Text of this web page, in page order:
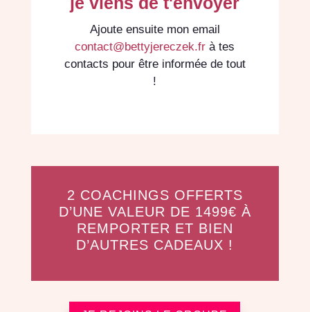
Ajoute ensuite mon email
contact@bettyjereczek.fr à tes
contacts pour être informée de tout
!
2 COACHINGS OFFERTS
D’UNE VALEUR DE 1499€ À
REMPORTER ET BIEN
D’AUTRES CADEAUX !